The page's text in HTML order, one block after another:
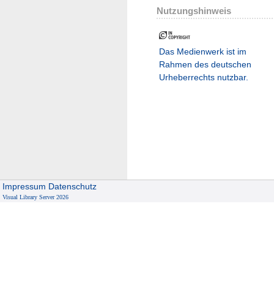
Nutzungshinweis
Das Medienwerk ist im
Rahmen des deutschen
Urheberrechts nutzbar.
Impressum Datenschutz
Visual Library Server 2026